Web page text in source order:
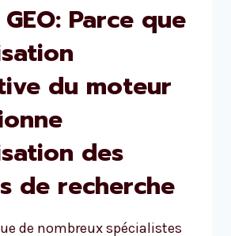
GEO: Parce que
du moteur
des
de recherche
de nombreux spécialistes